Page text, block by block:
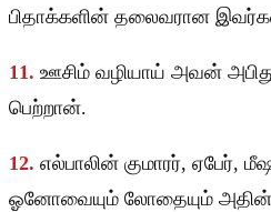
பிதாக்களின் தலைவரான
11. ஊசிம் வழியாய் அவன்
பெற்றான்.
12. எல்பாலின் குமாரர், ஏபேர்,
ஓனோவையும் லோதையும் அதின்